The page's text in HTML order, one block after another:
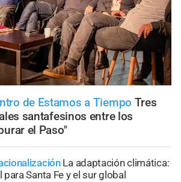
de Estamos a Tiempo Tres
santafesinos entre los
el Paso"
La adaptación climática:
Santa Fe y el sur global